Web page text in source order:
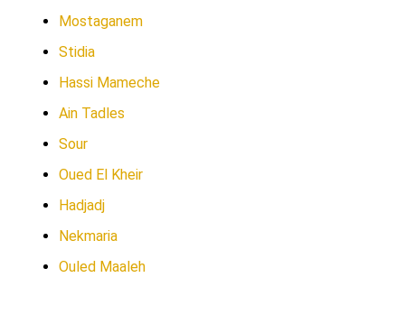
Mostaganem
Stidia
Hassi Mameche
Ain Tadles
Sour
Oued El Kheir
Hadjadj
Nekmaria
Ouled Maaleh